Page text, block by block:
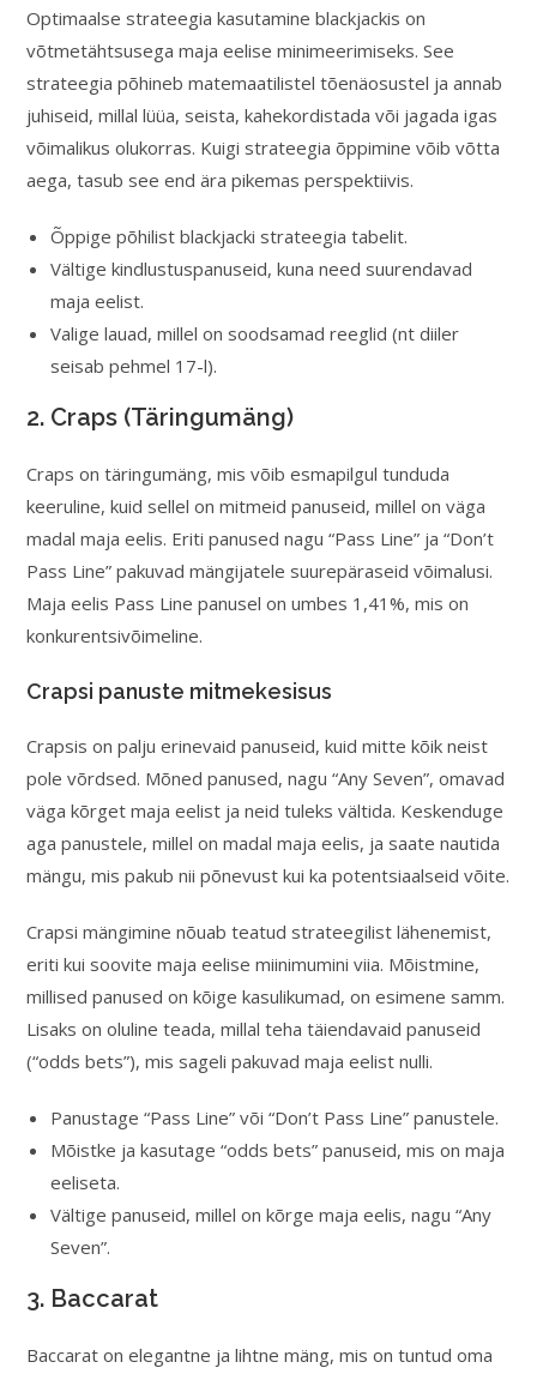
Optimaalse strateegia kasutamine blackjackis on
võtmetähtsusega maja eelise minimeerimiseks. See
strateegia põhineb matemaatilistel tõenäosustel ja annab
juhiseid, millal lüüa, seista, kahekordistada või jagada igas
võimalikus olukorras. Kuigi strateegia õppimine võib võtta
aega, tasub see end ära pikemas perspektiivis.
Õppige põhilist blackjacki strateegia tabelit.
Vältige kindlustuspanuseid, kuna need suurendavad
maja eelist.
Valige lauad, millel on soodsamad reeglid (nt diiler
seisab pehmel 17-l).
2. Craps (Täringumäng)
Craps on täringumäng, mis võib esmapilgul tunduda
keeruline, kuid sellel on mitmeid panuseid, millel on väga
madal maja eelis. Eriti panused nagu “Pass Line” ja “Don’t
Pass Line” pakuvad mängijatele suurepäraseid võimalusi.
Maja eelis Pass Line panusel on umbes 1,41%, mis on
konkurentsivõimeline.
Crapsi panuste mitmekesisus
Crapsis on palju erinevaid panuseid, kuid mitte kõik neist
pole võrdsed. Mõned panused, nagu “Any Seven”, omavad
väga kõrget maja eelist ja neid tuleks vältida. Keskenduge
aga panustele, millel on madal maja eelis, ja saate nautida
mängu, mis pakub nii põnevust kui ka potentsiaalseid võite.
Crapsi mängimine nõuab teatud strateegilist lähenemist,
eriti kui soovite maja eelise miinimumini viia. Mõistmine,
millised panused on kõige kasulikumad, on esimene samm.
Lisaks on oluline teada, millal teha täiendavaid panuseid
(“odds bets”), mis sageli pakuvad maja eelist nulli.
Panustage “Pass Line” või “Don’t Pass Line” panustele.
Mõistke ja kasutage “odds bets” panuseid, mis on maja
eeliseta.
Vältige panuseid, millel on kõrge maja eelis, nagu “Any
Seven”.
3. Baccarat
Baccarat on elegantne ja lihtne mäng, mis on tuntud oma